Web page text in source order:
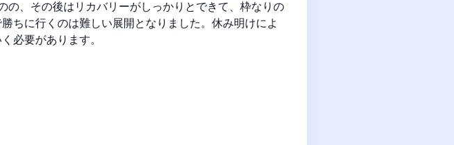
の、その後はリカバリーがしっかりとできて、枠なりの
ちに行くのは難しい展開となりました。休み明けによ
必要があります。